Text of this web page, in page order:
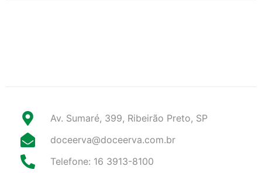
Av. Sumaré, 399, Ribeirão Preto, SP
doceerva@doceerva.com.br
Telefone: 16 3913-8100